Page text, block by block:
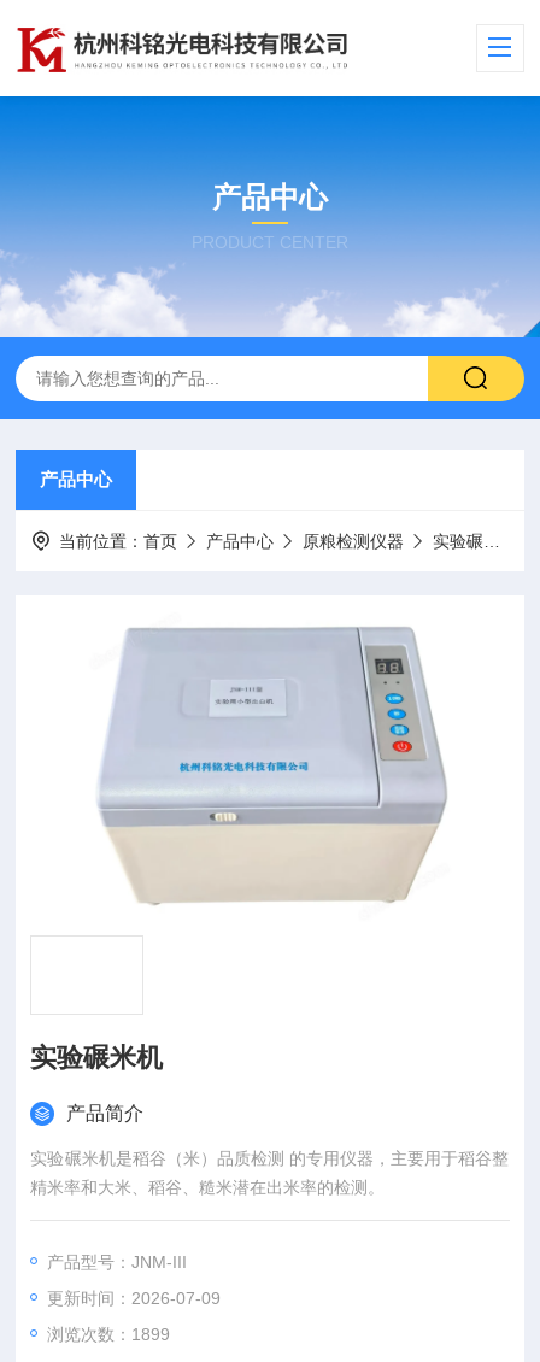
产品中心
PRODUCT CENTER
产品中心
当前位置：首页 产品中心 原粮检测仪器 实验碾米机
实验碾米机
产品简介
实验碾米机是稻谷（米）品质检测 的专用仪器，主要用于稻谷整
精米率和大米、稻谷、糙米潜在出米率的检测。
产品型号：JNM-III
更新时间：2026-07-09
浏览次数：1899